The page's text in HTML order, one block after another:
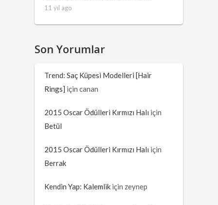
11 yıl ago
Son Yorumlar
Trend: Saç Küpesi Modelleri [Hair
Rings] içincanan
2015 Oscar Ödülleri Kırmızı Halı için
Betül
2015 Oscar Ödülleri Kırmızı Halı için
Berrak
Kendin Yap: Kalemlik için zeynep